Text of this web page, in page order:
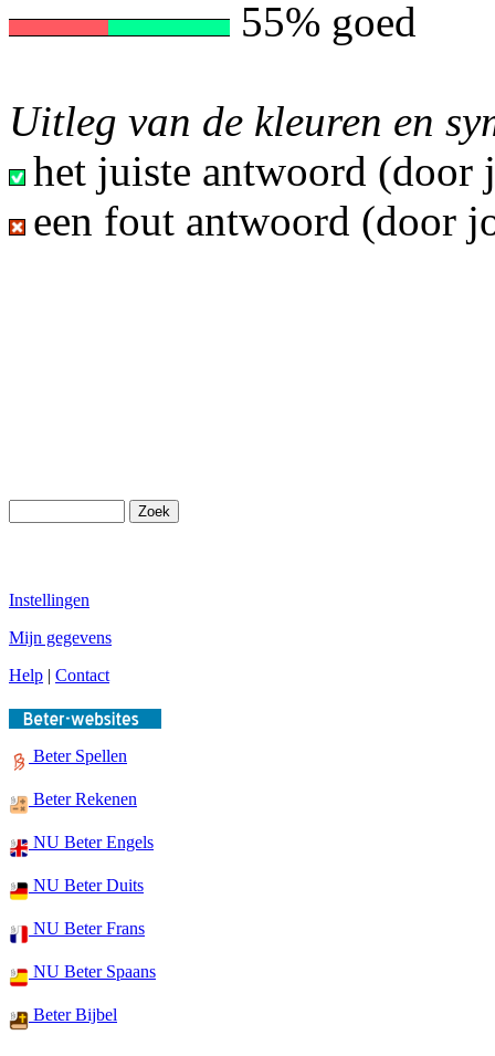
55% goed
Uitleg van de kleuren en
het juiste antwoord (door
een fout antwoord (door
Instellingen
Mijn gegevens
Help | Contact
Beter Spellen
Beter Rekenen
NU Beter Engels
NU Beter Duits
NU Beter Frans
NU Beter Spaans
Beter Bijbel